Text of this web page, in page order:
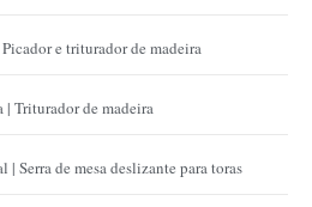
e triturador de madeira
Triturador de madeira
Serra de mesa deslizante para toras